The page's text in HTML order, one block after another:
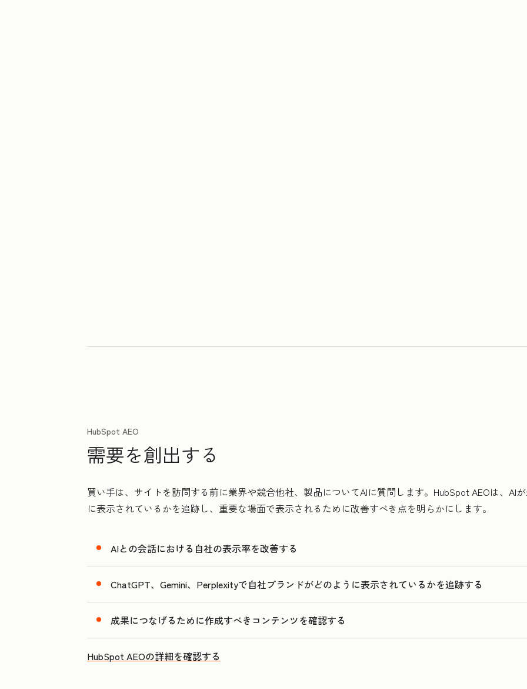
HubSpot AEO
需要を創出する
買い手は、サイトを訪問する前に業界や競合他社、製品についてAIに質問します。HubSpot AEOは、AI
に表示されているかを追跡し、重要な場面で表示されるために改善すべき点を明らかにします。
AIとの会話における自社の表示率を改善する
ChatGPT、Gemini、Perplexityで自社ブランドがどのように表示されているかを追跡する
成果につなげるために作成すべきコンテンツを確認する
HubSpot AEOの詳細を確認する